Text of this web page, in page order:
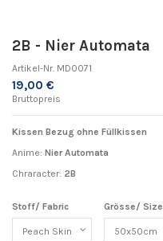
2B - Nier Automata
Artikel-Nr. MD0071
19,00 €
Bruttopreis
Kissen Bezug ohne Füllkissen
Anime: Nier Automata
Chraracter: 2B
Stoff/ Fabric Grösse/ Size